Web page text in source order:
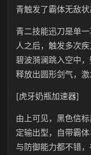
青触发了霸体无敌状
青二技能迅刀是单
人之后，触发多次
碧波漪澜跳入空中，
释放出圆形剑气，激
[虎牙奶瓶加速器]
由上可见，黑色信
定输出型，自带霸
与防御能力都不错